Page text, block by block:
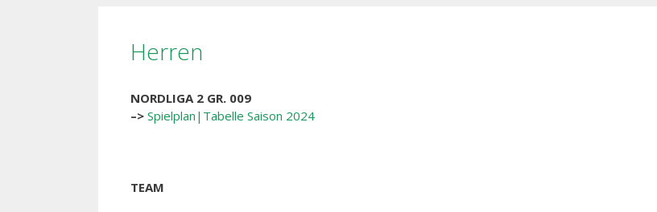
Herren
NORDLIGA 2 GR. 009
–> Spielplan|Tabelle Saison 2024
TEAM